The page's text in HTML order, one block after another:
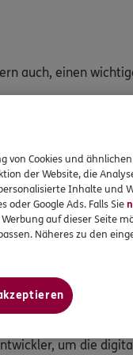
auch, einen
und
haben, um
Deshalb wird
und mobilen
Nutzer
um die
von Cookies und
der Website, die
Inhalte und
oder Google Ads. Falls Sie
auf dieser Seite
Näheres zu den